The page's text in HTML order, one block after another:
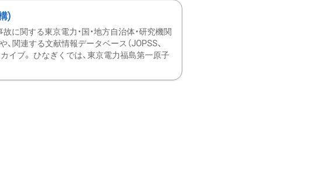
)
関する東京電力・国・地方自治体・研究機関
関連する文献情報データベース（JOPSS、
イブ。 ひなぎくでは、東京電力福島第一原子